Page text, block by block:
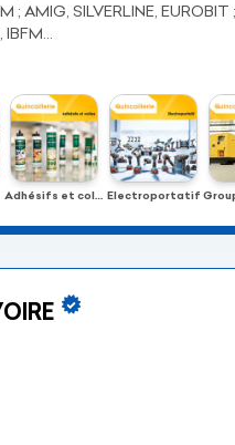
AMIG, SILVERLINE, EUROBIT
IBFM…
Adhésifs et colles Electroportatif